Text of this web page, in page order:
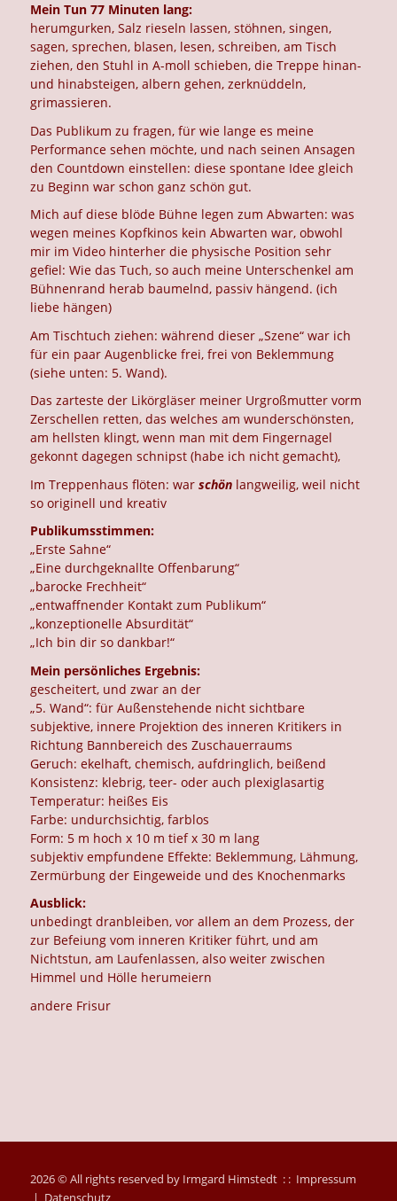
Mein Tun 77 Minuten lang:
herumgurken, Salz rieseln lassen, stöhnen, singen,
sagen, sprechen, blasen, lesen, schreiben, am Tisch
ziehen, den Stuhl in A-moll schieben, die Treppe hinan-
und hinabsteigen, albern gehen, zerknüddeln,
grimassieren.
Das Publikum zu fragen, für wie lange es meine
Performance sehen möchte, und nach seinen Ansagen
den Countdown einstellen: diese spontane Idee gleich
zu Beginn war schon ganz schön gut.
Mich auf diese blöde Bühne legen zum Abwarten: was
wegen meines Kopfkinos kein Abwarten war, obwohl
mir im Video hinterher die physische Position sehr
gefiel: Wie das Tuch, so auch meine Unterschenkel am
Bühnenrand herab baumelnd, passiv hängend. (ich
liebe hängen)
Am Tischtuch ziehen: während dieser „Szene“ war ich
für ein paar Augenblicke frei, frei von Beklemmung
(siehe unten: 5. Wand).
Das zarteste der Likörgläser meiner Urgroßmutter vorm
Zerschellen retten, das welches am wunderschönsten,
am hellsten klingt, wenn man mit dem Fingernagel
gekonnt dagegen schnipst (habe ich nicht gemacht),
Im Treppenhaus flöten: warschön langweilig, weil nicht
so originell und kreativ
Publikumsstimmen:
„Erste Sahne“
„Eine durchgeknallte Offenbarung“
„barocke Frechheit“
„entwaffnender Kontakt zum Publikum“
„konzeptionelle Absurdität“
„Ich bin dir so dankbar!“
Mein persönliches Ergebnis:
gescheitert, und zwar an der
„5. Wand“: für Außenstehende nicht sichtbare
subjektive, innere Projektion des inneren Kritikers in
Richtung Bannbereich des Zuschauerraums
Geruch: ekelhaft, chemisch, aufdringlich, beißend
Konsistenz: klebrig, teer- oder auch plexiglasartig
Temperatur: heißes Eis
Farbe: undurchsichtig, farblos
Form: 5 m hoch x 10 m tief x 30 m lang
subjektiv empfundene Effekte: Beklemmung, Lähmung,
Zermürbung der Eingeweide und des Knochenmarks
Ausblick:
unbedingt dranbleiben, vor allem an dem Prozess, der
zur Befeiung vom inneren Kritiker führt, und am
Nichtstun, am Laufenlassen, also weiter zwischen
Himmel und Hölle herumeiern
andere Frisur
2026 © All rights reserved by Irmgard Himstedt : : Impressum
| Datenschutz